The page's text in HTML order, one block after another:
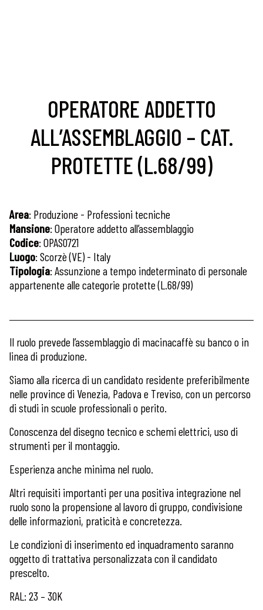
OPERATORE ADDETTO
ALL’ASSEMBLAGGIO – CAT.
PROTETTE (L.68/99)
Area: Produzione - Professioni tecniche
Mansione: Operatore addetto all’assemblaggio
Codice: OPAS0721
Luogo: Scorzè (VE) - Italy
Tipologia: Assunzione a tempo indeterminato di personale
appartenente alle categorie protette (L.68/99)
Il ruolo prevede l’assemblaggio di macinacaffè su banco o in
linea di produzione.
Siamo alla ricerca di un candidato residente preferibilmente
nelle province di Venezia, Padova e Treviso, con un percorso
di studi in scuole professionali o perito.
Conoscenza del disegno tecnico e schemi elettrici, uso di
strumenti per il montaggio.
Esperienza anche minima nel ruolo.
Altri requisiti importanti per una positiva integrazione nel
ruolo sono la propensione al lavoro di gruppo, condivisione
delle informazioni, praticità e concretezza.
Le condizioni di inserimento ed inquadramento saranno
oggetto di trattativa personalizzata con il candidato
prescelto.
RAL: 23 – 30K